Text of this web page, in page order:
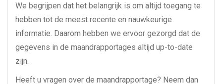
We begrijpen dat het belangrijk is om altijd toegang te
hebben tot de meest recente en nauwkeurige
informatie. Daarom hebben we ervoor gezorgd dat de
gegevens in de maandrapportages altijd up-to-date
zijn.
Heeft u vragen over de maandrapportage? Neem dan